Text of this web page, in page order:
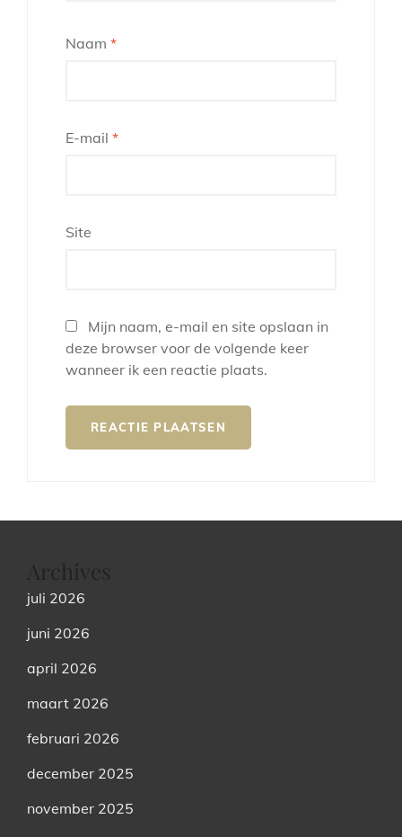
Naam *
E-mail *
Site
Mijn naam, e-mail en site opslaan in
deze browser voor de volgende keer
wanneer ik een reactie plaats.
juli 2026
juni 2026
april 2026
maart 2026
februari 2026
december 2025
november 2025